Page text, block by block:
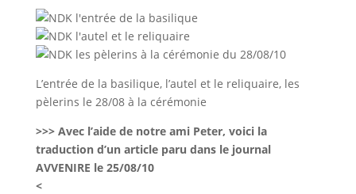
L’entrée de la basilique, l’autel et le reliquaire, les
pèlerins le 28/08 à la cérémonie
>>> Avec l’aide de notre ami Peter, voici la
traduction d’un article paru dans le journal
AVVENIRE le 25/08/10
<